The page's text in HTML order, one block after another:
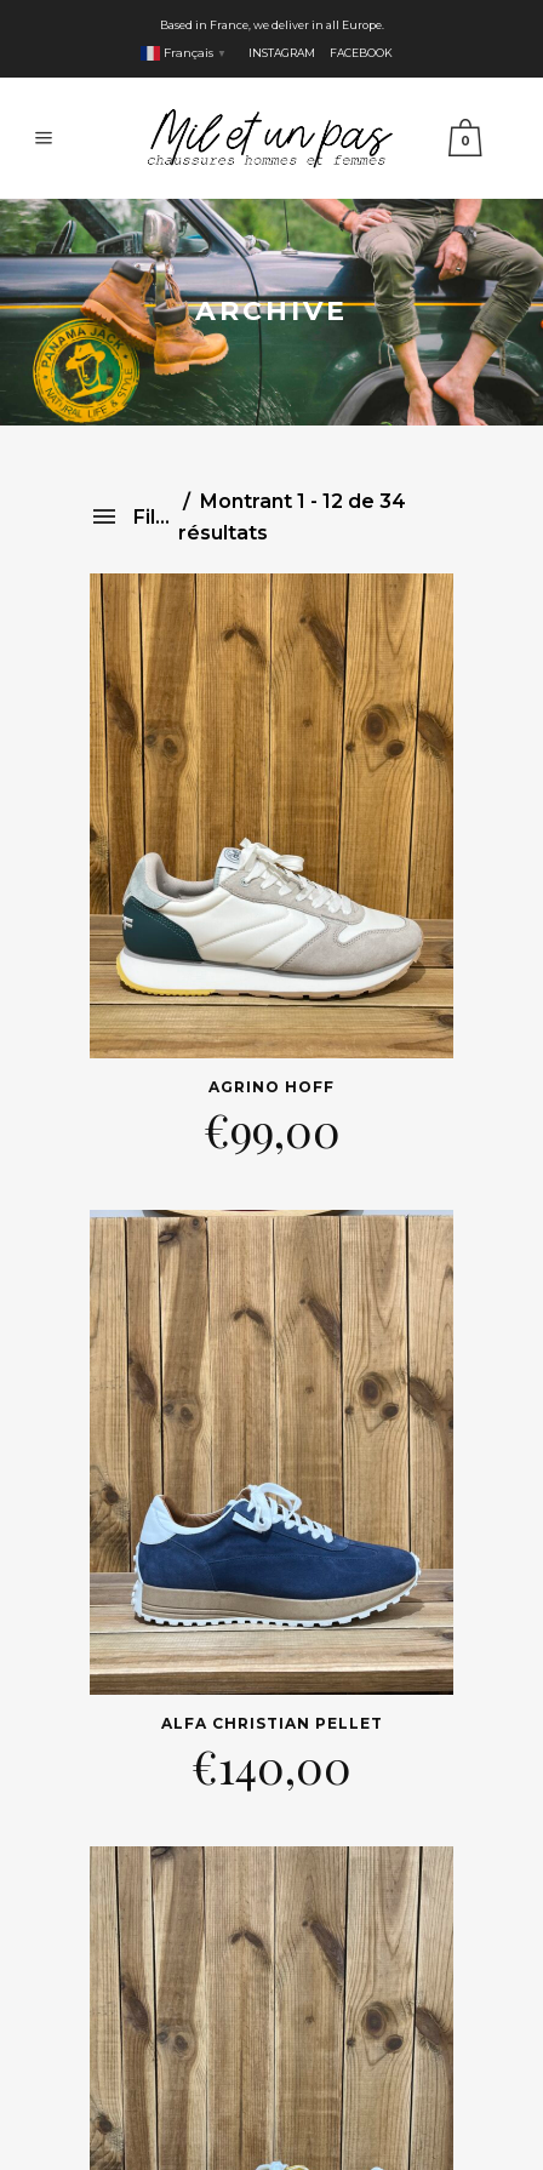
Based in France, we deliver in all Europe.
Français ▼ INSTAGRAM FACEBOOK
0
ARCHIVE
Filtre
Montrant 1 - 12 de 34
résultats
43
Vider
Catégories
Marques
Taille
Couleur
Prix
AGRINO HOFF
€99,00
ALFA CHRISTIAN PELLET
€140,00